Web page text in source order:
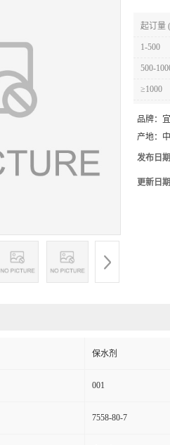
起订量
1-500
500-
≥1000
品牌：
产地：
发布日
更新日
保水剂
001
7558-80-7